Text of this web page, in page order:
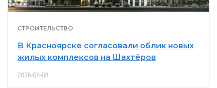
СТРОИТЕЛЬСТВО
В Красноярске согласовали облик новых
жилых комплексов на Шахтёров
2026-08-08